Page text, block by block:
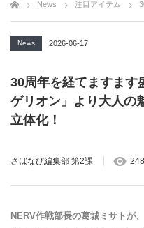
News 注目アイテム 30
News 2026-06-17
30周年を経てますます
ゲリオン」より大人の
立体化！
さばなび編集部 第2課
NERV作戦部長の葛城ミサトが